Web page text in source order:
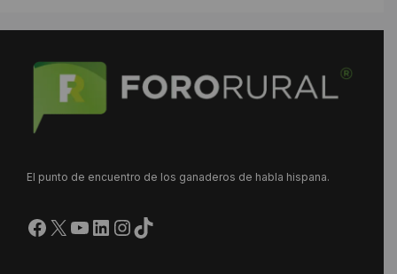
El punto de encuentro de los ganaderos de habla hispana.
Facebook
X YouTube
LinkedIn
Instagram
https://www.tiktok.com/